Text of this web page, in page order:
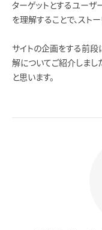
ターゲットとするユーザ
を理解することで、スト
サイトの企画をする前段
解についてご紹介しま
と思います。